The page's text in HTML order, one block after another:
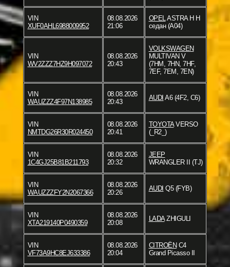
VIN
XUF0AHL6988009952
08.08.2026
21:06
OPELASTRA H H
седан (A04)
VIN
WV2ZZZ7HZ9H097072
08.08.2026
20:43
VOLKSWAGEN
MULTIVAN V
(7HM, 7HN, 7HF,
7EF, 7EM, 7EN)
VIN
WAUZZZ4F97N138985
08.08.2026
20:43
AUDI A6 (4F2, C6)
VIN
NMTDG26R30R024450
08.08.2026
20:41
TOYOTAVERSO
(_R2_)
VIN
1C4GJ25B81B211793
08.08.2026
20:32
JEEP
WRANGLER II (TJ)
VIN
WAUZZZFY2N2067366
08.08.2026
20:26
AUDI Q5 (FYB)
VIN
XTA219140P0490359
08.08.2026
20:08
LADAZHIGULI
VIN
VF73A9HC8EJ633386
08.08.2026
20:04
CITROËN C4
Grand Picasso II